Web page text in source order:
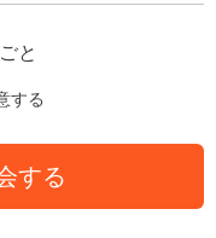
と
する
する